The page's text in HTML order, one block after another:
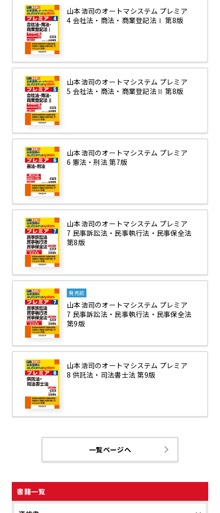
書籍一覧
山本浩司のオートマシステム プレミア
4 会社法・商法・商業登記法Ⅰ 第8版
山本浩司のオートマシステム プレミア
5 会社法・商法・商業登記法Ⅱ 第8版
山本浩司のオートマシステム プレミア
6 憲法・刑法 第7版
山本浩司のオートマシステム プレミア
7 民事訴訟法・民事執行法・民事保全法
第8版
発売前
山本浩司のオートマシステム プレミア
7 民事訴訟法・民事執行法・民事保全法
第9版
山本浩司のオートマシステム プレミア
8 供託法・司法書士法 第9版
一覧ページへ